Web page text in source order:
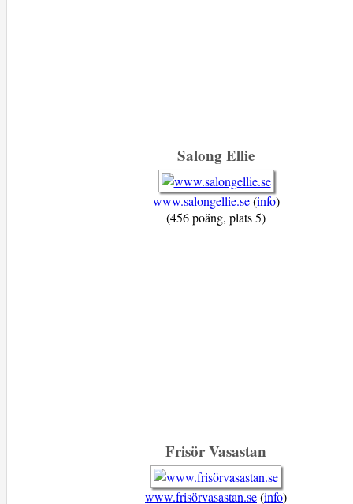
Salong Ellie
www.salongellie.se(info)
(456 poäng, plats 5)
Frisör Vasastan
www.frisörvasastan.se(info)